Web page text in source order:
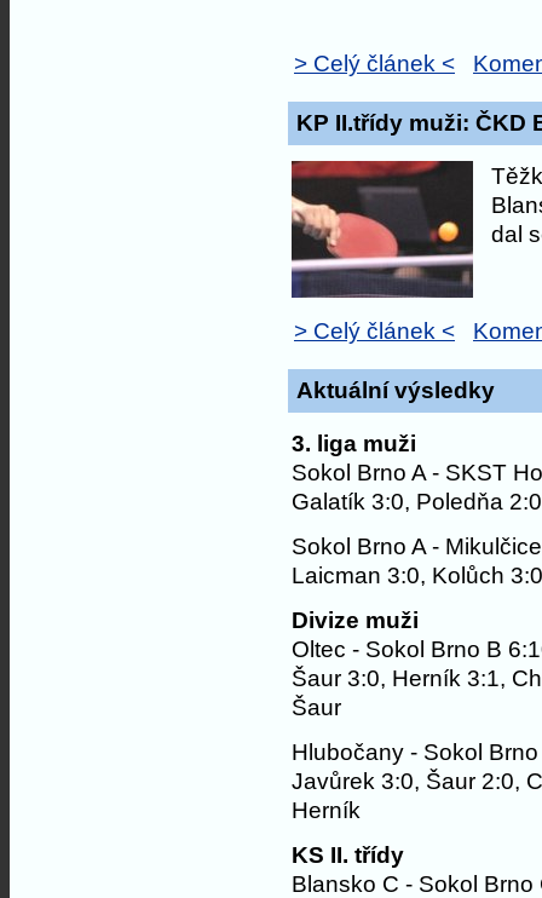
> Celý článek <
KP II.třídy muži: ČKD
dal
> Celý článek <
Aktuální výsledky
3. liga muži
Sokol Brno A - SKST
Galatík 3:0, Poledňa
Sokol Brno A -
Laicman 3:0, Kolůch
Divize muži
Oltec - Sokol Brno B
Šaur 3:0, Herník 3:1,
Šaur
Hlubočany - Sokol
Javůrek 3:0, Šaur 2:0,
Herník
KS II. třídy
Blansko C - Sokol Brno